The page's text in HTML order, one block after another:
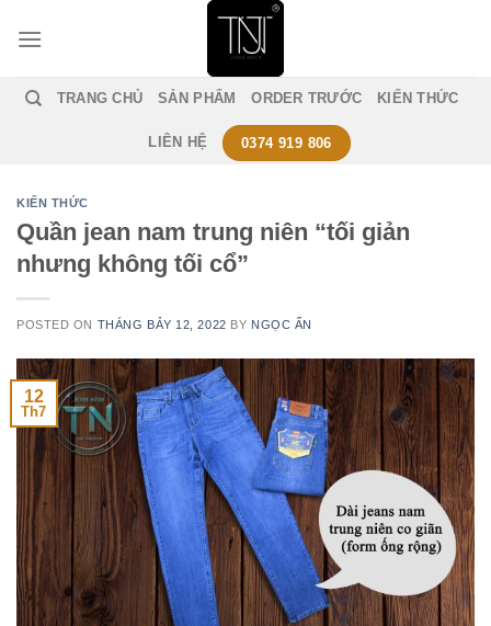
TRANG CHỦ SẢN PHẨM ORDER TRƯỚC KIẾN THỨC
LIÊN HỆ 0374 919 806
KIẾN THỨC
Quần jean nam trung niên “tối giản
nhưng không tối cổ”
POSTED ON THÁNG BẢY 12, 2022 BY NGỌC ẤN
12
Th7